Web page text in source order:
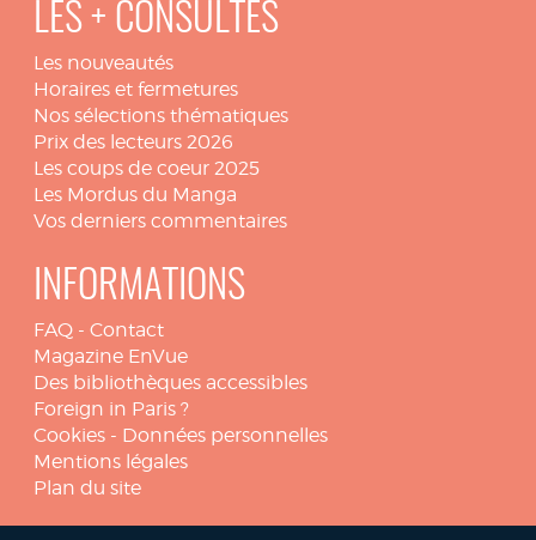
LES + CONSULTÉS
Les nouveautés
Horaires et fermetures
Nos sélections thématiques
Prix des lecteurs 2026
Les coups de coeur 2025
Les Mordus du Manga
Vos derniers commentaires
INFORMATIONS
FAQ - Contact
Magazine EnVue
Des bibliothèques accessibles
Foreign in Paris ?
Cookies - Données personnelles
Mentions légales
Plan du site